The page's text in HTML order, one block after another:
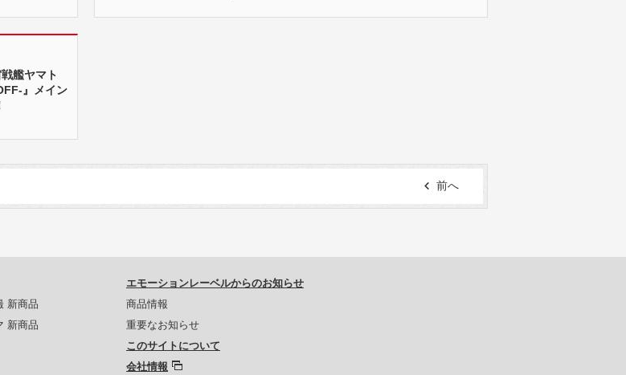
艦ヤマト
』メイン
前へ
新商品
新商品
エモーションレーベルからのお知らせ
商品情報
重要なお知らせ
このサイトについて
会社情報